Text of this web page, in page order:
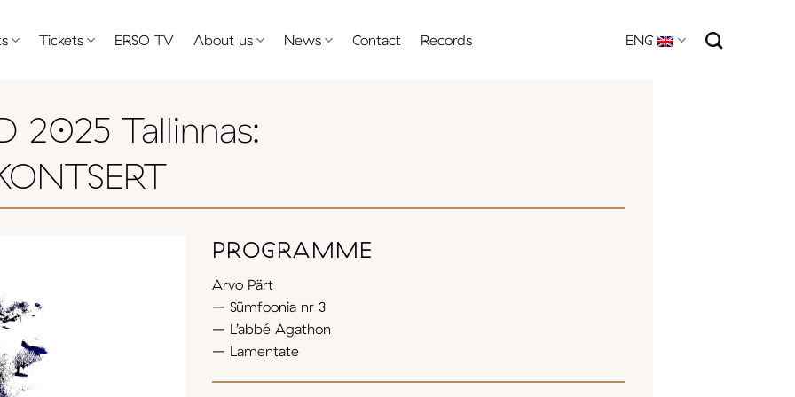
Tickets ERSO TV About us News Contact Records ENG
2025 Tallinnas:
PROGRAMME
Arvo Pärt
– Sümfoonia nr 3
– L’abbé Agathon
– Lamentate